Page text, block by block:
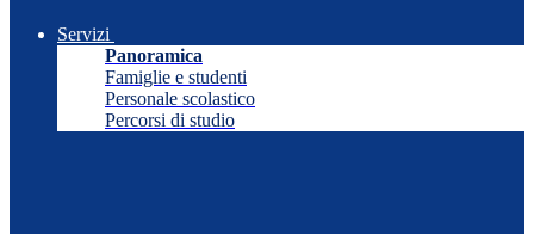
Servizi
Panoramica
Famiglie e studenti
Personale scolastico
Percorsi di studio